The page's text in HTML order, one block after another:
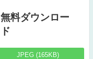
無料ダウンロー
ド
JPEG (165KB)